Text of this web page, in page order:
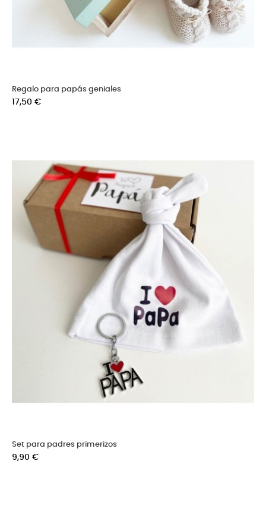
Regalo para papás geniales
Precio
17,50 €
Set para padres primerizos
Precio
9,90 €